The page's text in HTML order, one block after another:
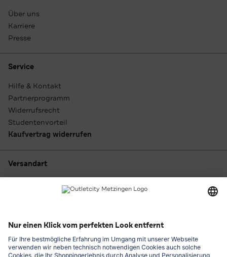
Über uns
Karriere
Presse
Service
Hilfe & Kontakt
Partnerprogramm
Widerrufsrecht
Studentenvorteil
Kaufvertrag widerrufen
Versandart